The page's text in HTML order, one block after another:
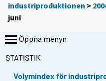
industriproduktionen >
juni
Öppna menyn
STATISTIK
Volymindex för